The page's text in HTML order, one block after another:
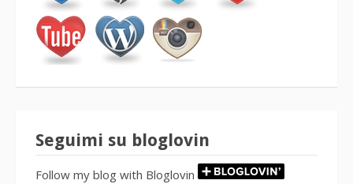
Seguimi su bloglovin
Follow my blog with Bloglovin